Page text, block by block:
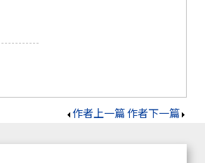
作者上一篇作者下一篇